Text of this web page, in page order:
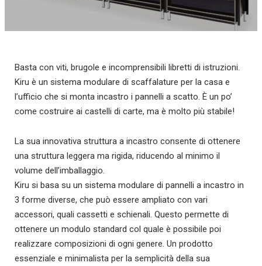
Basta con viti, brugole e incomprensibili libretti di istruzioni.
Kiru è un sistema modulare di scaffalature per la casa e
l’ufficio che si monta incastro i pannelli a scatto. È un po’
come costruire ai castelli di carte, ma è molto più stabile!
La sua innovativa struttura a incastro consente di ottenere
una struttura leggera ma rigida, riducendo al minimo il
volume dell’imballaggio.
Kiru si basa su un sistema modulare di pannelli a incastro in
3 forme diverse, che può essere ampliato con vari
accessori, quali cassetti e schienali. Questo permette di
ottenere un modulo standard col quale è possibile poi
realizzare composizioni di ogni genere. Un prodotto
essenziale e minimalista per la semplicità della sua